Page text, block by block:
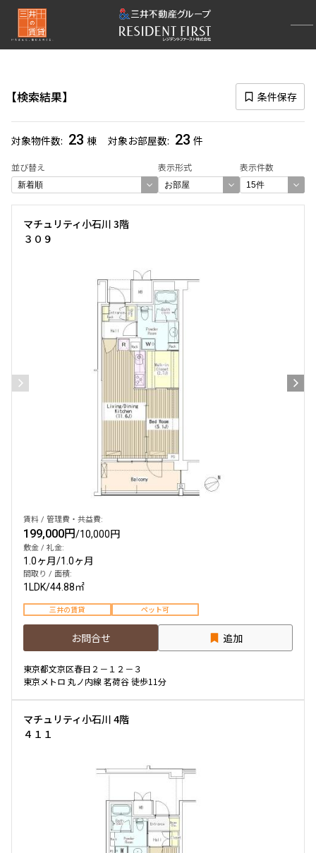
検索結果 条件保存
対象物件数 23 棟 対象お部屋数 23 件
並び替え 表示形式 表示件数
再検索ナビゲーション
選択中の路線
丸ノ内線
(376)
選択中の駅
茗荷谷
選び方を変更する
検索対象お部屋数
23件
お部屋を再検索
管理費/共益費含む
礼金なし
礼金１ヶ月以下
フリーレント付き
間取り
1R〜1K
1DK〜1LDK
2LDK
4LDK〜
〜
マチュリティ小石川 3階
３０９
賃料 / 管理費・共益費:
199,000円/10,000円
敷金 / 礼金:
1.0ヶ月/1.0ヶ月
間取り / 面積:
1LDK/44.88㎡
三井の賃貸 ペット可
お問合せ 追加
東京都文京区春日２－１２－３
東京メトロ 丸ノ内線 茗荷谷 徒歩11分
マチュリティ小石川 4階
４１１